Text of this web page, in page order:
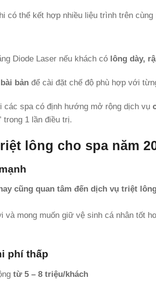
có thể kết hợp nhiều liệu trình trên cùng
Diode Laser nếu khách có lông dày,
bản để cài đặt chế độ phù hợp với
các spa có định hướng mở rộng dịch vụ
trong 1 lần điều trị.
lông cho spa năm
cũng quan tâm đến dịch vụ triệt
mong muốn giữ vệ sinh cá nhân tốt
phí thấp
từ 5 – 8 triệu/khách